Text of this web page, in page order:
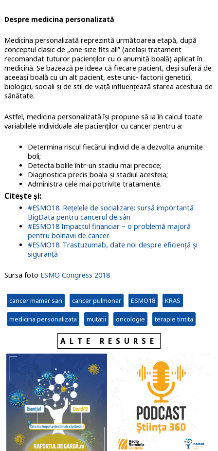
Despre medicina personalizată
Medicina personalizată reprezintă următoarea etapă, după
conceptul clasic de „one size fits all” (același tratament
recomandat tuturor pacienților cu o anumită boală) aplicat în
medicină. Se bazează pe ideea că fiecare pacient, deși suferă de
aceeași boală cu un alt pacient, este unic- factorii genetici,
biologici, sociali și de stil de viață influențează starea acestuia de
sănătate.
Astfel, medicina personalizată își propune să ia în calcul toate
variabilele individuale ale pacienților cu cancer pentru a:
Determina riscul fiecărui individ de a dezvolta anumite
boli;
Detecta bolile într-un stadiu mai precoce;
Diagnostica precis boala și stadiul acesteia;
Administra cele mai potrivite tratamente.
Citește și:
#ESMO18. Rețelele de socializare: sursă importantă
BigData pentru cancerul de sân
#ESMO18 Impactul financiar – o problemă majoră
pentru bolnavii de cancer
#ESMO18: Trastuzumab, date noi despre eficiență și
siguranță
Sursa foto ESMO Congress 2018
cancer mamar san cancer pulmonar ESMO18 KRAS
medicina personalizata mutatii oncologie terapie tintita
ALTE RESURSE